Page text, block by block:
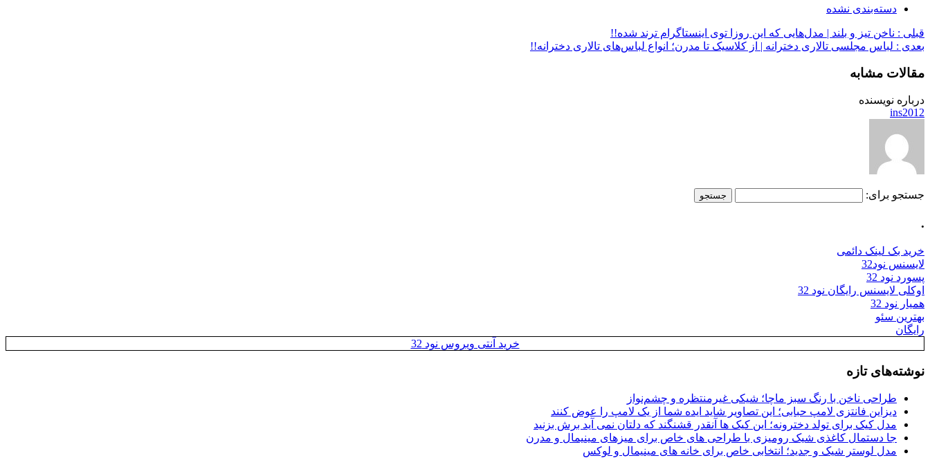
دسته‌بندی نشده
قبلی : ناخن تیز و بلند | مدل‌هایی که این روزا توی اینستاگرام ترند شده!!
بعدی : لباس مجلسی تالاری دخترانه | از کلاسیک تا مدرن؛ انواع لباس‌های تالاری دخترانه!!
مقالات مشابه
درباره نویسنده
ins2012
جستجو برای:
.
خرید بک لینک دائمی
لایسنس نود32
پسورد نود 32
اوکلی لایسنس رایگان نود 32
همیار نود 32
بهترین سئو
رایگان
خرید آنتی ویروس نود 32
نوشته‌های تازه
طراحی ناخن با رنگ سبز ماچا؛ شیکی غیرمنتظره و چشم‌نواز
دیزاین فانتزی لامپ حبابی؛ این تصاویر شاید ایده شما از یک لامپ را عوض کنند
مدل کیک برای تولد دخترونه؛ این کیک ها آنقدر قشنگند که دلتان نمی آید برش بزنید
جا دستمال کاغذی شیک رومیزی با طراحی های خاص برای میزهای مینیمال و مدرن
مدل لوستر شیک و جدید؛ انتخابی خاص برای خانه های مینیمال و لوکس